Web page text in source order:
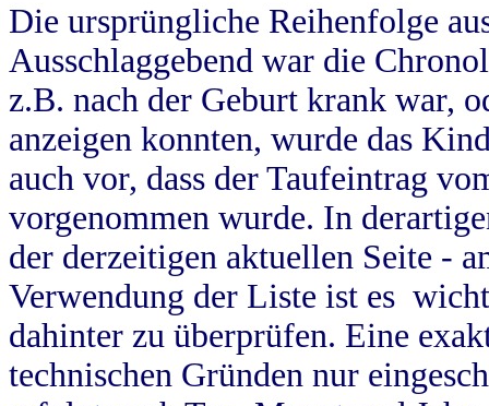
Die ursprüngliche Reihenfolge
Ausschlaggebend war die
z.B. nach der Geburt krank war,
anzeigen konnten, wurde das
auch vor, dass der Taufeintrag
vorgenommen wurde. In
der derzeitigen aktuellen Seite -
Verwendung der Liste ist es
dahinter zu überprüfen. Eine
technischen Gründen nur